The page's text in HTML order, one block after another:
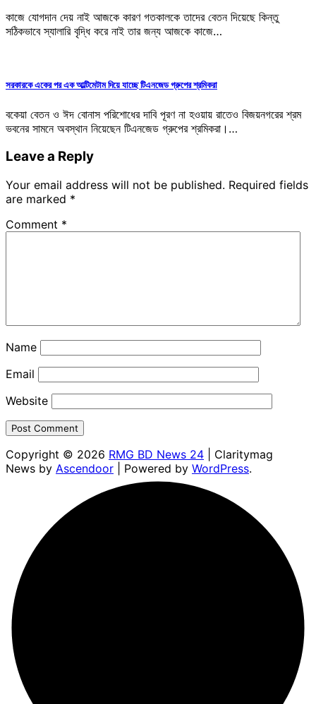
কাজে যোগদান দেয় নাই আজকে কারণ গতকালকে তাদের বেতন দিয়েছে কিন্তু
সঠিকভাবে স্যালারি বৃদ্ধি করে নাই তার জন্য আজকে কাজে…
সরকারকে একের পর এক আল্টিমেটাম দিয়ে যাচ্ছে টিএনজেড গ্রুপের শ্রমিকরা
বকেয়া বেতন ও ঈদ বোনাস পরিশোধের দাবি পূরণ না হওয়ায় রাতেও বিজয়নগরের শ্রম
ভবনের সামনে অবস্থান নিয়েছেন টিএনজেড গ্রুপের শ্রমিকরা।…
Leave a Reply
Your email address will not be published. Required fields
are marked *
Comment *
Name
Email
Website
Copyright © 2026 RMG BD News 24 | Claritymag
News by Ascendoor | Powered by WordPress.